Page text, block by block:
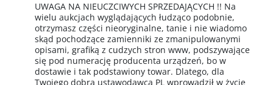
UWAGA NA NIEUCZCIWYCH SPRZEDAJĄCYCH !! Na
wielu aukcjach wyglądających łudząco podobnie,
otrzymasz części nieoryginalne, tanie i nie wiadomo
skąd pochodzące zamienniki ze zmanipulowanymi
opisami, grafiką z cudzych stron www, podszywające
się pod numerację producenta urządzeń, bo w
dostawie i tak podstawiony towar. Dlatego, dla
Twojego dobra ustawodawca PL wprowadził w życie